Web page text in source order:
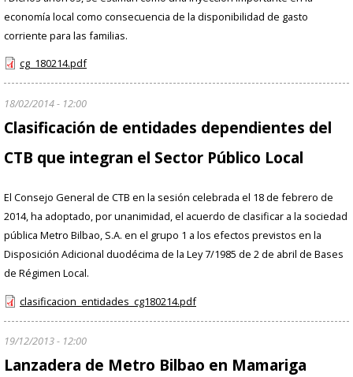
economía local como consecuencia de la disponibilidad de gasto
corriente para las familias.
cg_180214.pdf
18/02/2014 - 12:00
Clasificación de entidades dependientes del
CTB que integran el Sector Público Local
El Consejo General de CTB en la sesión celebrada el 18 de febrero de
2014, ha adoptado, por unanimidad, el acuerdo de clasificar a la sociedad
pública Metro Bilbao, S.A. en el grupo 1 a los efectos previstos en la
Disposición Adicional duodécima de la Ley 7/1985 de 2 de abril de Bases
de Régimen Local.
clasificacion_entidades_cg180214.pdf
19/12/2013 - 12:00
Lanzadera de Metro Bilbao en Mamariga